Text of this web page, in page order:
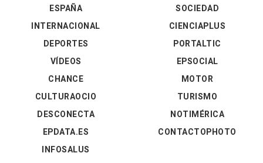
ESPAÑA
INTERNACIONAL
DEPORTES
VÍDEOS
SOCIEDAD
CIENCIAPLUS
PORTALTIC
EPSOCIAL
CHANCE
CULTURAOCIO
DESCONECTA
EPDATA.ES
INFOSALUS
MOTOR
TURISMO
NOTIMÉRICA
CONTACTOPHOTO